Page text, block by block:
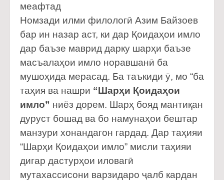
меафтад
Номзади илми филологӣ Азим Байзоев
бар ин назар аст, ки дар Қоидаҳои имло
дар баъзе маврид дарку шарҳи баъзе
масъалаҳои имло норавшанӣ ба
мушоҳида мерасад. Ба таъкиди ӯ, мо “ба
таҳия ва нашри “Шарҳи Қоидаҳои
имло” ниёз дорем. Шарҳ бояд мантиқан
дуруст бошад ва бо намунаҳои бештар
манзури хонандагон гардад. Дар таҳияи
“Шарҳи Қоидаҳои имло” мисли таҳияи
дигар дастурҳои иловагӣ
мутахассисони варзидаро ҷалб кардан